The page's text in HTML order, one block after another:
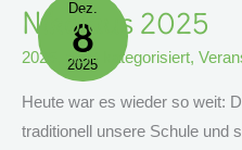
Dez.
8
2025
Nikolaus 2025
2025 nicht kategorisiert,
Heute war es wieder so weit:
traditionell unsere Schule und
Nikolaus
2025